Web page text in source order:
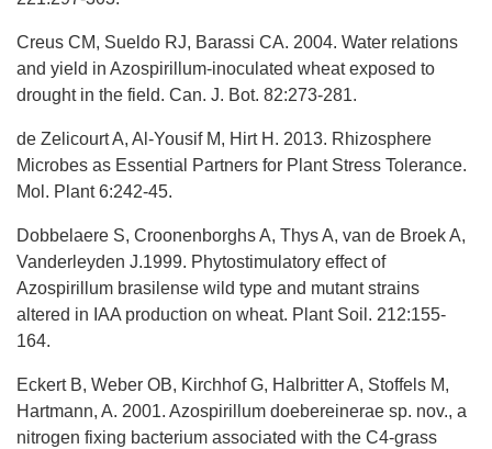
Creus CM, Sueldo RJ, Barassi CA. 2004. Water relations
and yield in Azospirillum-inoculated wheat exposed to
drought in the field. Can. J. Bot. 82:273-281.
de Zelicourt A, Al-Yousif M, Hirt H. 2013. Rhizosphere
Microbes as Essential Partners for Plant Stress Tolerance.
Mol. Plant 6:242-45.
Dobbelaere S, Croonenborghs A, Thys A, van de Broek A,
Vanderleyden J.1999. Phytostimulatory effect of
Azospirillum brasilense wild type and mutant strains
altered in IAA production on wheat. Plant Soil. 212:155-
164.
Eckert B, Weber OB, Kirchhof G, Halbritter A, Stoffels M,
Hartmann, A. 2001. Azospirillum doebereinerae sp. nov., a
nitrogen fixing bacterium associated with the C4-grass